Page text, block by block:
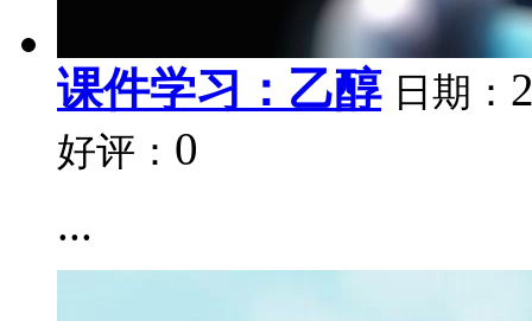
课件学习：乙醇 日期：
好评： 0
...